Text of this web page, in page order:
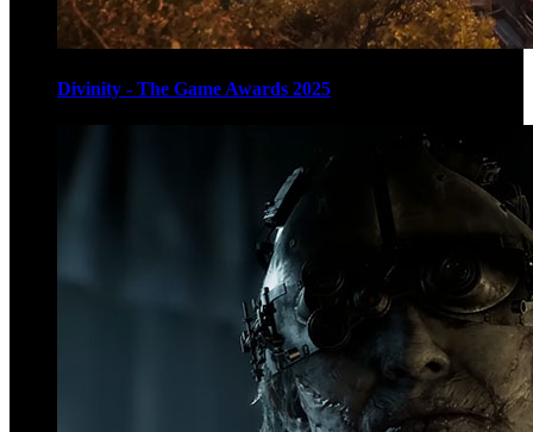
Divinity - The Game Awards 2025